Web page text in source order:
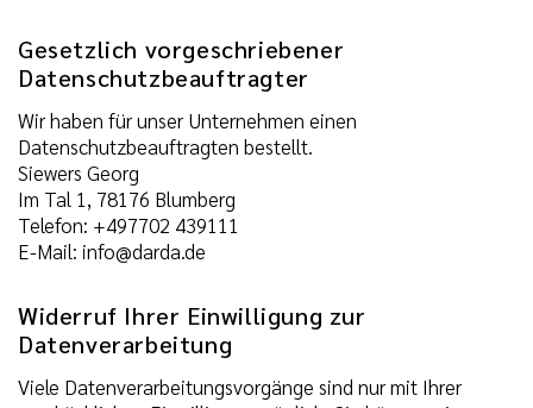
Gesetzlich vorgeschriebener
Datenschutzbeauftragter
Wir haben für unser Unternehmen einen
Datenschutzbeauftragten bestellt.
Siewers Georg
Im Tal 1, 78176 Blumberg
Telefon: +497702 439111
E-Mail: info@darda.de
Widerruf Ihrer Einwilligung zur
Datenverarbeitung
Viele Datenverarbeitungsvorgänge sind nur mit Ihrer